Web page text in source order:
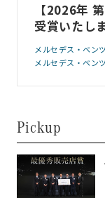
【2026年
受賞いたし
メルセデス・ベン
メルセデス・ベン
Pickup